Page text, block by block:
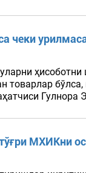
чеки
товарлар
МХИКни